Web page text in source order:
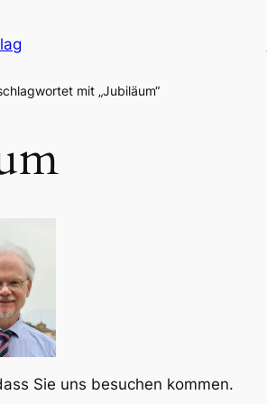
mit „Jubiläum“
Sie uns besuchen kommen.